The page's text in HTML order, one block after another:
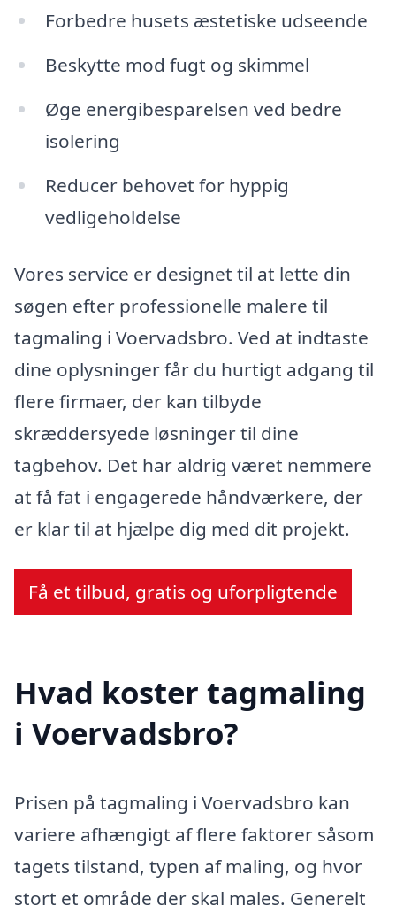
Forbedre husets æstetiske udseende
Beskytte mod fugt og skimmel
Øge energibesparelsen ved bedre
isolering
Reducer behovet for hyppig
vedligeholdelse
Vores service er designet til at lette din
søgen efter professionelle malere til
tagmaling i Voervadsbro. Ved at indtaste
dine oplysninger får du hurtigt adgang til
flere firmaer, der kan tilbyde
skræddersyede løsninger til dine
tagbehov. Det har aldrig været nemmere
at få fat i engagerede håndværkere, der
er klar til at hjælpe dig med dit projekt.
Få et tilbud, gratis og uforpligtende
Hvad koster tagmaling
i Voervadsbro?
Prisen på tagmaling i Voervadsbro kan
variere afhængigt af flere faktorer såsom
tagets tilstand, typen af maling, og hvor
stort et område der skal males. Generelt